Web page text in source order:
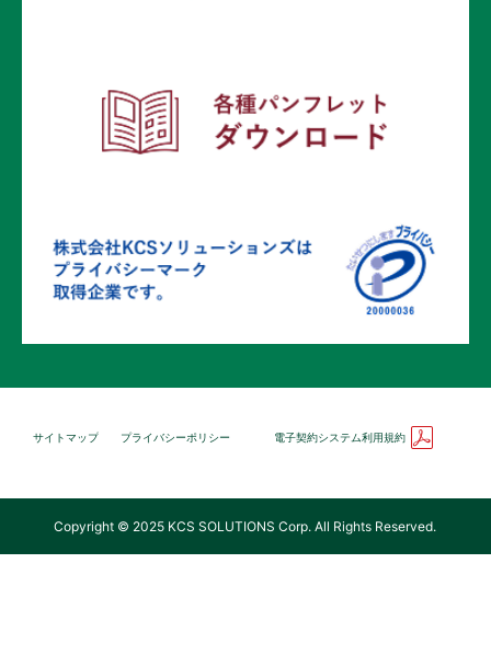
サイトマップ プライバシーポリシー 電子契約システム利用規約
Copyright © 2025 KCS SOLUTIONS Corp. All Rights Reserved.